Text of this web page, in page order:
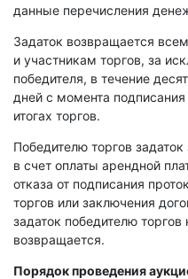
данные перечисления
Задаток возвращается
и участникам торгов, за
победителя, в течение
дней с момента подписания
итогах торгов.
Победителю торгов задаток
в счет оплаты арендной
отказа от подписания
торгов или заключения
задаток победителю торгов
возвращается.
Порядок проведения